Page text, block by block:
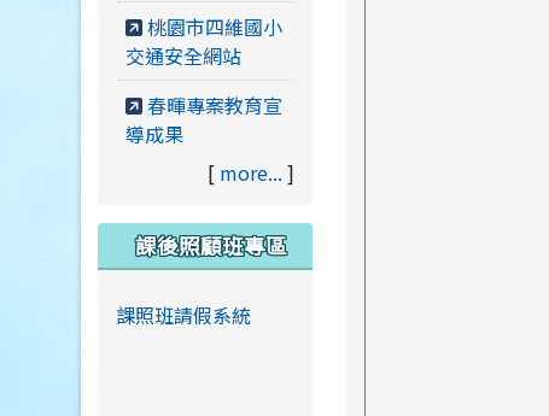
桃園市四維國小
交通安全網站
春暉專案教育宣
導成果
[ more... ]
課後照顧班專區
課照班請假系統